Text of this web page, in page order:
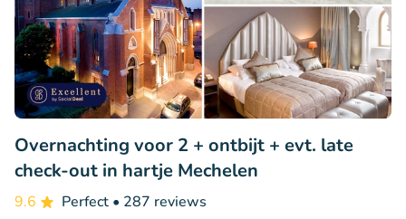
Overnachting voor 2 + ontbijt + evt. late
check-out in hartje Mechelen
9.6 Perfect • 287 reviews